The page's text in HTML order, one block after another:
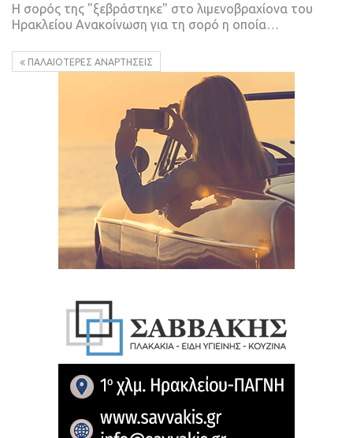
Η σορός της "ξεβράστηκε" στο λιμενοβραχίονα του
Ηρακλείου Ανακοίνωση για τη σορό η οποία
ΠΑΛΑΙΌΤΕΡΕΣ ΑΝΑΡΤΉΣΕΙΣ